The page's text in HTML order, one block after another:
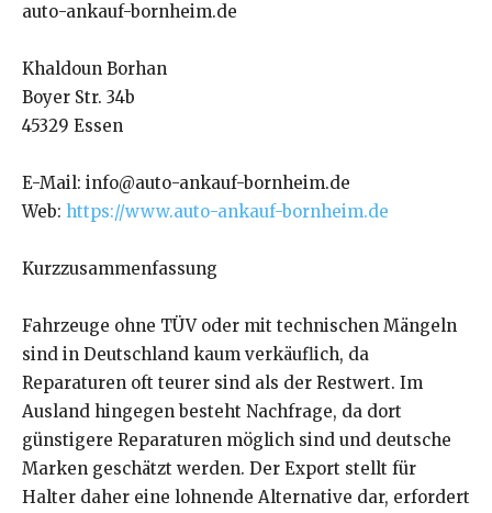
auto-ankauf-bornheim.de
Khaldoun Borhan
Boyer Str. 34b
45329 Essen
E-Mail: info@auto-ankauf-bornheim.de
Web: https://www.auto-ankauf-bornheim.de
Kurzzusammenfassung
Fahrzeuge ohne TÜV oder mit technischen Mängeln
sind in Deutschland kaum verkäuflich, da
Reparaturen oft teurer sind als der Restwert. Im
Ausland hingegen besteht Nachfrage, da dort
günstigere Reparaturen möglich sind und deutsche
Marken geschätzt werden. Der Export stellt für
Halter daher eine lohnende Alternative dar, erfordert